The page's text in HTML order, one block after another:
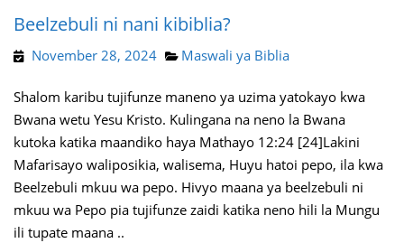
Beelzebuli ni nani kibiblia?
November 28, 2024 Maswali ya Biblia
Shalom karibu tujifunze maneno ya uzima yatokayo kwa
Bwana wetu Yesu Kristo. Kulingana na neno la Bwana
kutoka katika maandiko haya Mathayo 12:24 [24]Lakini
Mafarisayo waliposikia, walisema, Huyu hatoi pepo, ila kwa
Beelzebuli mkuu wa pepo. Hivyo maana ya beelzebuli ni
mkuu wa Pepo pia tujifunze zaidi katika neno hili la Mungu
ili tupate maana ..